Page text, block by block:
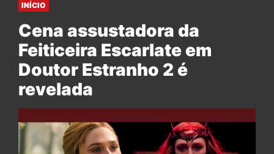
INÍCIO
Cena assustadora da
Feiticeira Escarlate em
Doutor Estranho 2 é
revelada